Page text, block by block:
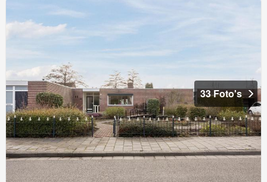
33 Foto's